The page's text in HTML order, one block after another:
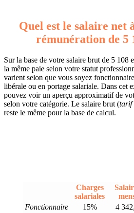
Quel est le salaire net
rémunération de 5
Sur la base de votre salaire brut de 5 108
la même paie selon votre statut
varient selon que vous soyez
libérale ou en portage salariale. Dans cet
pouvez voir un aperçu approximatif de
selon votre catégorie. Le salaire brut (tarif
reste le même pour la base de calcul.
Charges
salariales
Fonctionnaire
15% 4